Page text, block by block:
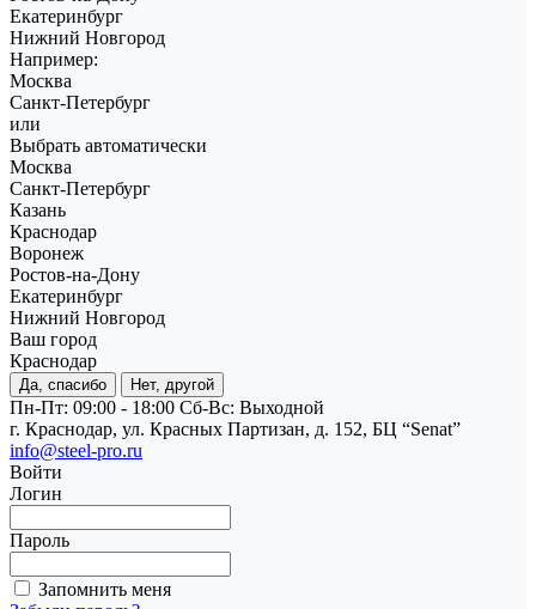
Екатеринбург
Нижний Новгород
Например:
Москва
Санкт-Петербург
или
Выбрать автоматически
Москва
Санкт-Петербург
Казань
Краснодар
Воронеж
Ростов-на-Дону
Екатеринбург
Нижний Новгород
Ваш город
Краснодар
Да, спасибо Нет, другой
Пн-Пт: 09:00 - 18:00 Cб-Вс: Выходной
г. Краснодар, ул. Красных Партизан, д. 152, БЦ “Senat”
info@steel-pro.ru
Войти
Логин
Пароль
Запомнить меня